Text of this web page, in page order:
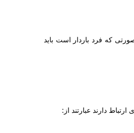
می باشد. در صورتی که فرد باردار است باید
دارند عبارتند از: